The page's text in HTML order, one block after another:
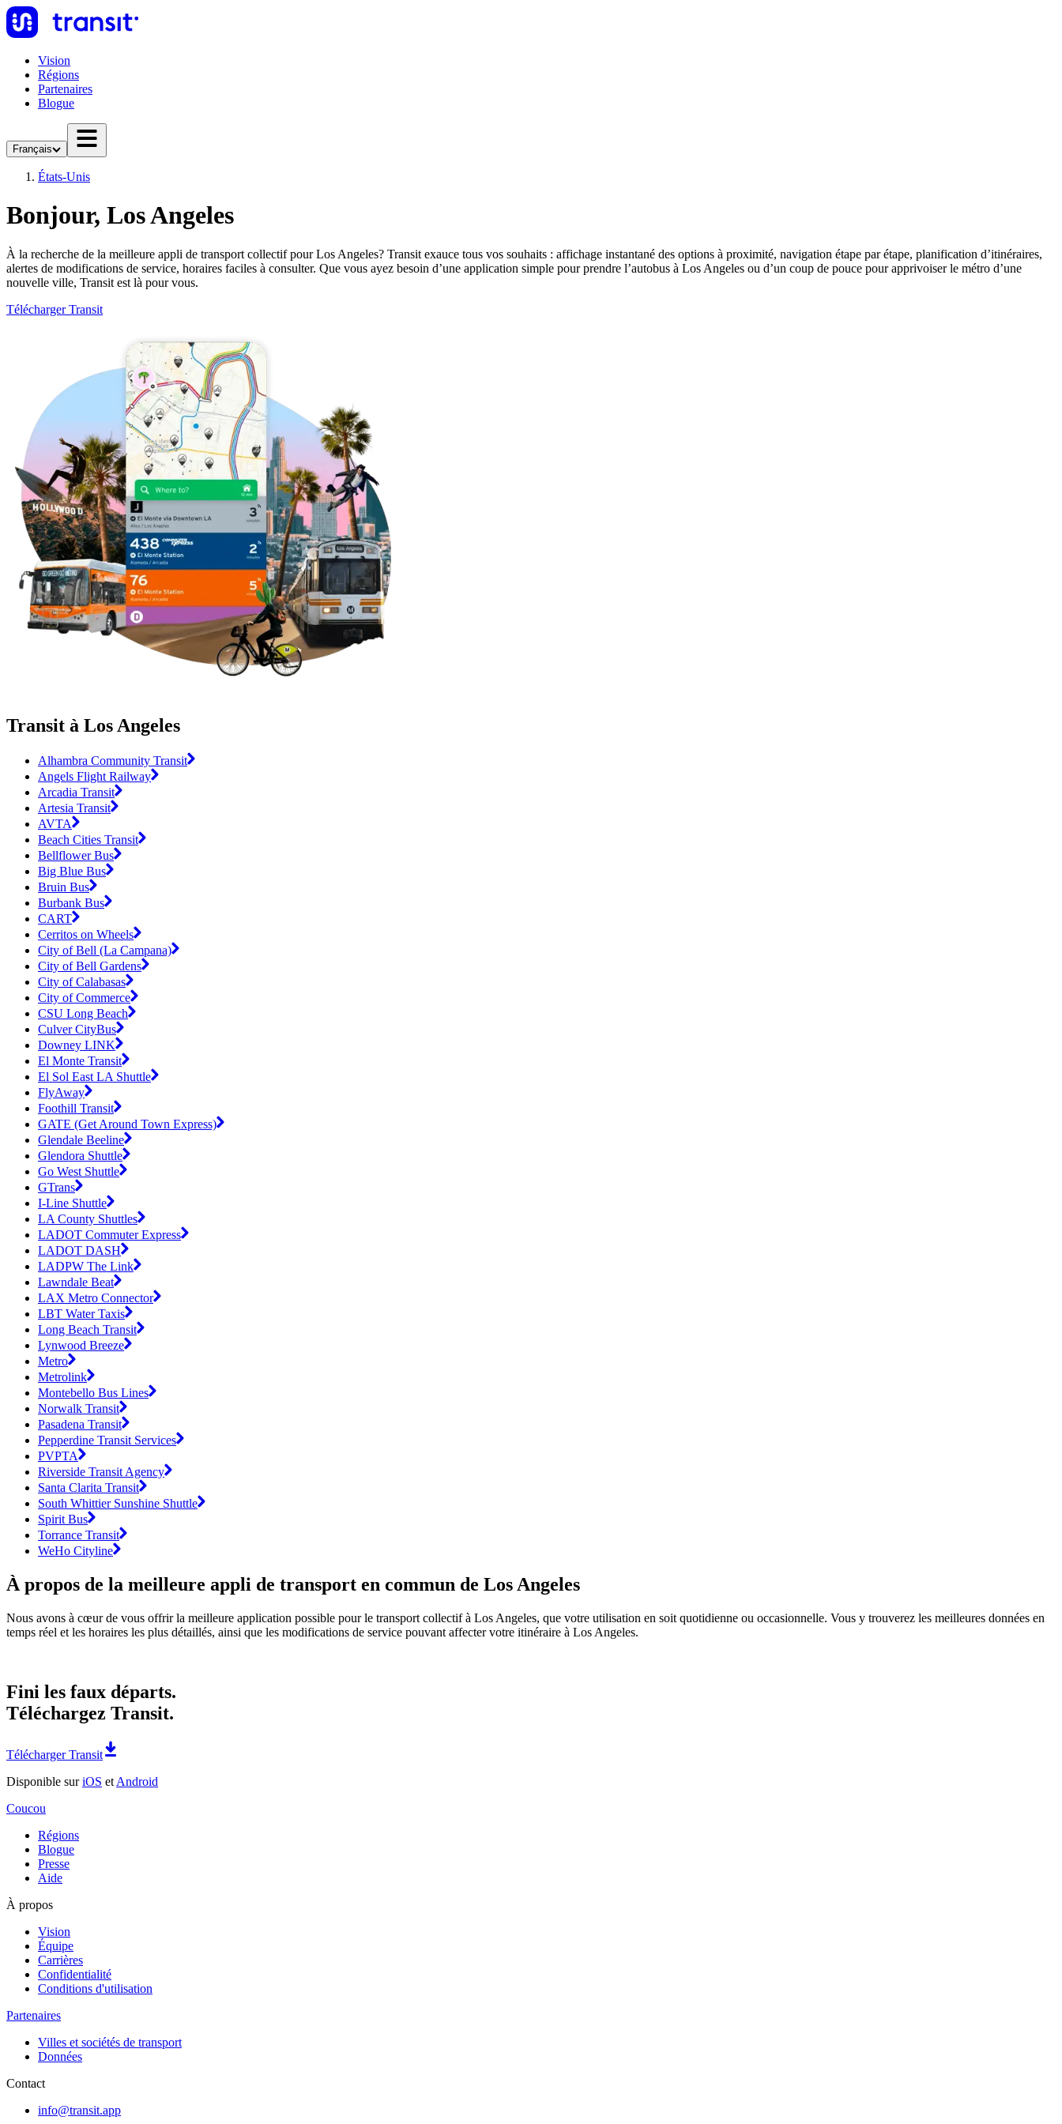
Vision
Régions
Partenaires
Blogue
Français
États-Unis
Bonjour, Los Angeles
À la recherche de la meilleure appli de transport collectif pour Los Angeles? Transit exauce tous vos souhaits : affichage instantané des options à proximité, navigation étape par étape, planification d’itinéraires,
alertes de modifications de service, horaires faciles à consulter. Que vous ayez besoin d’une application simple pour prendre l’autobus à Los Angeles ou d’un coup de pouce pour apprivoiser le métro d’une
nouvelle ville, Transit est là pour vous.
Télécharger Transit
Transit à Los Angeles
Alhambra Community Transit
Angels Flight Railway
Arcadia Transit
Artesia Transit
AVTA
Beach Cities Transit
Bellflower Bus
Big Blue Bus
Bruin Bus
Burbank Bus
CART
Cerritos on Wheels
City of Bell (La Campana)
City of Bell Gardens
City of Calabasas
City of Commerce
CSU Long Beach
Culver CityBus
Downey LINK
El Monte Transit
El Sol East LA Shuttle
FlyAway
Foothill Transit
GATE (Get Around Town Express)
Glendale Beeline
Glendora Shuttle
Go West Shuttle
GTrans
I-Line Shuttle
LA County Shuttles
LADOT Commuter Express
LADOT DASH
LADPW The Link
Lawndale Beat
LAX Metro Connector
LBT Water Taxis
Long Beach Transit
Lynwood Breeze
Metro
Metrolink
Montebello Bus Lines
Norwalk Transit
Pasadena Transit
Pepperdine Transit Services
PVPTA
Riverside Transit Agency
Santa Clarita Transit
South Whittier Sunshine Shuttle
Spirit Bus
Torrance Transit
WeHo Cityline
À propos de la meilleure appli de transport en commun de Los Angeles
Nous avons à cœur de vous offrir la meilleure application possible pour le transport collectif à Los Angeles, que votre utilisation en soit quotidienne ou occasionnelle. Vous y trouverez les meilleures données en
temps réel et les horaires les plus détaillés, ainsi que les modifications de service pouvant affecter votre itinéraire à Los Angeles.
Fini les faux départs.
Téléchargez Transit.
Télécharger Transit
Disponible suriOS et Android
Coucou
Régions
Blogue
Presse
Aide
À propos
Vision
Équipe
Carrières
Confidentialité
Conditions d'utilisation
Partenaires
Villes et sociétés de transport
Données
Contact
info@transit.app